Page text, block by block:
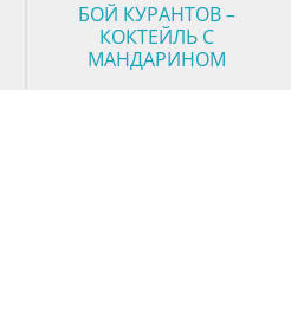
БОЙ КУРАНТОВ –
КОКТЕЙЛЬ С
МАНДАРИНОМ